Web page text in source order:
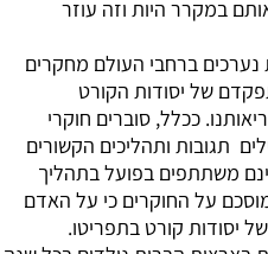
במקרר היות וזה עוזר
נערכים ברחבי העולם מחקרים
של יסודות הקורט
ככלל, סוברים חוקרי
תגובות ותהליכים הקשורים
משתתפים בפועל בתהליך
על החוקרים כי על האדם
יסודות קורט בתפריטו.